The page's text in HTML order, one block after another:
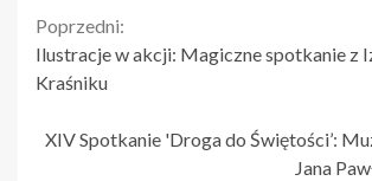
Continue
Reading
Poprzedni:
Ilustracje w akcji: Magiczne spotkanie z
Kraśniku
XIV Spotkanie 'Droga do Świętości’:
Jana